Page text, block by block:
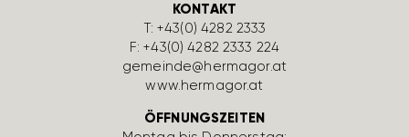
KONTAKT
T:+43(0) 4282 2333
F: +43(0) 4282 2333 224
gemeinde@hermagor.at
www.hermagor.at
ÖFFNUNGSZEITEN